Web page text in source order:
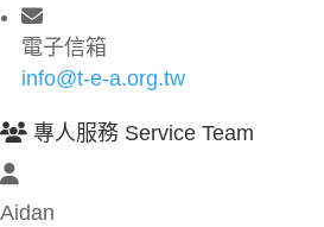
電子信箱
info@t-e-a.org.tw
專人服務 Service Team
Aidan